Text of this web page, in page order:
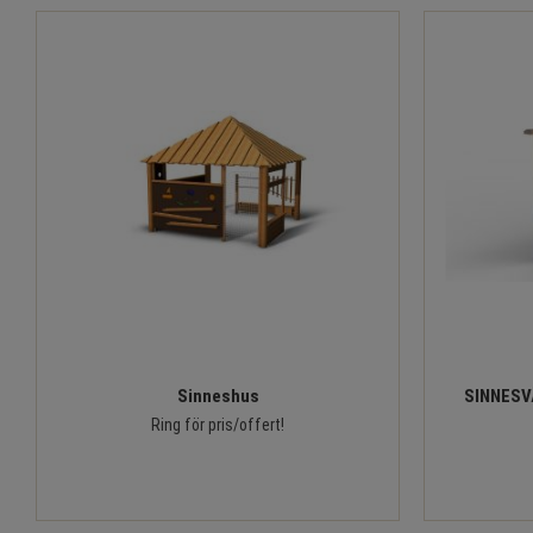
Sinneshus
Ring för pris/offert!